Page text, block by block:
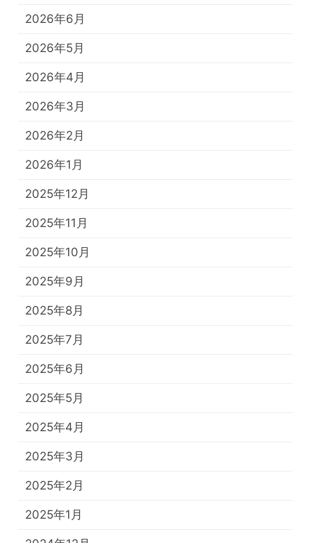
2026年6月
2026年5月
2026年4月
2026年3月
2026年2月
2026年1月
2025年12月
2025年11月
2025年10月
2025年9月
2025年8月
2025年7月
2025年6月
2025年5月
2025年4月
2025年3月
2025年2月
2025年1月